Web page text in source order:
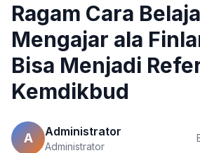
Ragam Cara
Mengajar ala
Bisa Menjadi
Kemdikbud
A Administrator
Administrator